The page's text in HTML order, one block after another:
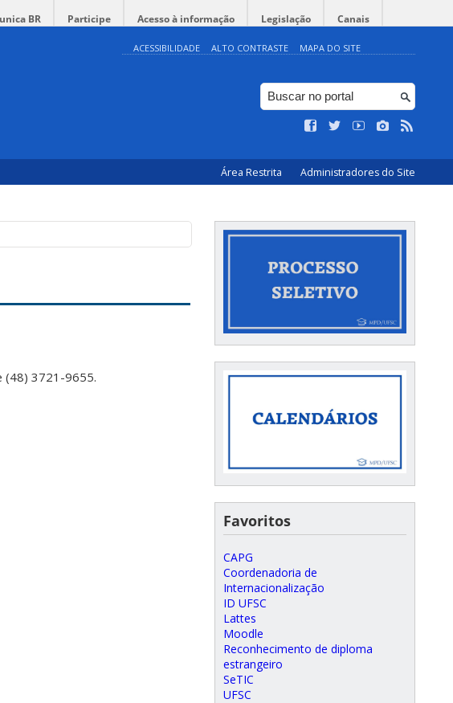
BR Participe Acesso à informação Legislação Canais
ACESSIBILIDADE ALTO CONTRASTE MAPA DO SITE
Área Restrita Administradores do Site
(48) 3721-9655.
Favoritos
CAPG
Coordenadoria de
Internacionalização
ID UFSC
Lattes
Moodle
Reconhecimento de diploma
estrangeiro
SeTIC
UFSC